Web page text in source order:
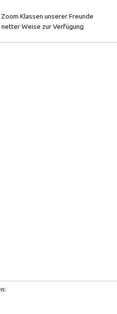
Klassen unserer Freunde
netter Weise zur Verfügung